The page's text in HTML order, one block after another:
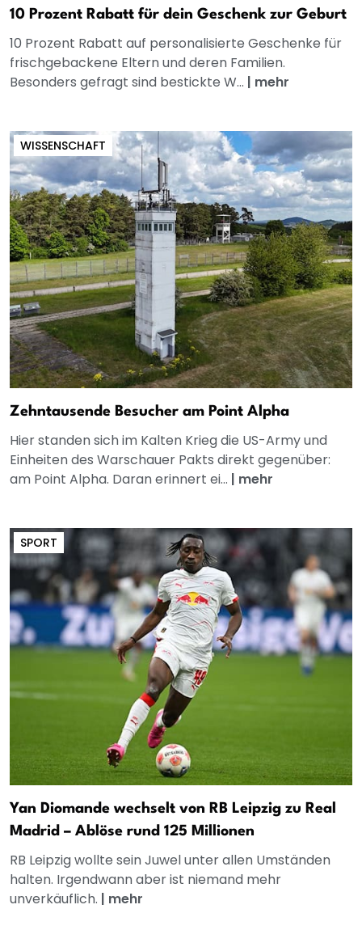
10 Prozent Rabatt für dein Geschenk zur Geburt
10 Prozent Rabatt auf personalisierte Geschenke für
frischgebackene Eltern und deren Familien.
Besonders gefragt sind bestickte W... | mehr
WISSENSCHAFT
Zehntausende Besucher am Point Alpha
Hier standen sich im Kalten Krieg die US-Army und
Einheiten des Warschauer Pakts direkt gegenüber:
am Point Alpha. Daran erinnert ei... | mehr
SPORT
Yan Diomande wechselt von RB Leipzig zu Real
Madrid – Ablöse rund 125 Millionen
RB Leipzig wollte sein Juwel unter allen Umständen
halten. Irgendwann aber ist niemand mehr
unverkäuflich. | mehr